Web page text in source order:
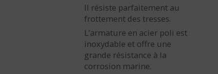
Il résiste parfaitement au
frottement des tresses.
L’armature en acier poli est
inoxydable et offre une
grande résistance à la
corrosion marine.